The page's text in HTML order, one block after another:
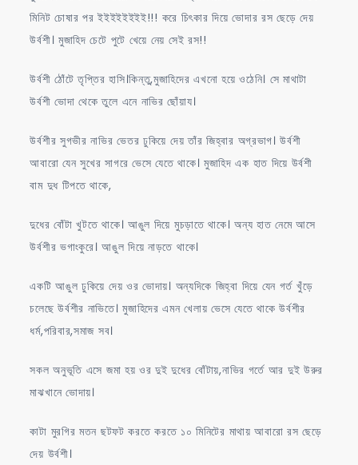
মিনিট চোষার পর ইইইইইইইই!!! করে চিৎকার দিয়ে ভোদার রস ছেড়ে দেয়
উর্বশী। মুজাহিদ চেটে পুটে খেয়ে নেয় সেই রস!!
উর্বশী ঠোঁটে তৃপ্তির হাসি।কিন্তু,মুজাহিদের এখনো হয়ে ওঠেনি। সে মাথাটা
উর্বশী ভোদা থেকে তুলে এনে নাভির ছোঁয়ায।
উর্বশীর সুগভীর নাভির ভেতর ঢুকিয়ে দেয় তাঁর জিহ্বার অগ্রভাগ। উর্বশী
আবারো যেন সুখের সাগরে ভেসে যেতে থাকে। মুজাহিদ এক হাত দিয়ে উর্বশী
বাম দুধ টিপতে থাকে,
দুধের বোঁটা খুটতে থাকে। আঙুল দিয়ে মুচড়াতে থাকে। অন্য হাত নেমে আসে
উর্বশীর ভগাংকুরে। আঙুল দিয়ে নাড়তে থাকে।
একটি আঙুল ঢুকিয়ে দেয় ওর ভোদায়। অন্যদিকে জিহ্বা দিয়ে যেন গর্ত খুঁড়ে
চলেছে উর্বশীর নাভিতে। মুজাহিদের এমন খেলায় ভেসে যেতে থাকে উর্বশীর
ধর্ম,পরিবার,সমাজ সব।
সকল অনুভূতি এসে জমা হয় ওর দুই দুধের বোঁটায়,নাভির গর্তে আর দুই উরুর
মাঝখানে ভোদায়।
কাটা মুরগির মতন ছটফট করতে করতে ১০ মিনিটের মাথায় আবারো রস ছেড়ে
দেয় উর্বশী।